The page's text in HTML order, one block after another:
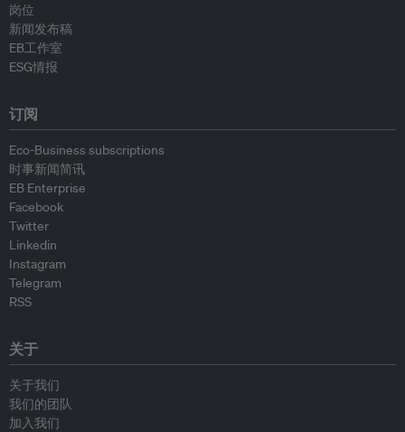
岗位
新闻发布稿
EB工作室
ESG情报
订阅
Eco-Business subscriptions
时事新闻简讯
EB Enterprise
Facebook
Twitter
Linkedin
Instagram
Telegram
RSS
关于
关于我们
我们的团队
加入我们